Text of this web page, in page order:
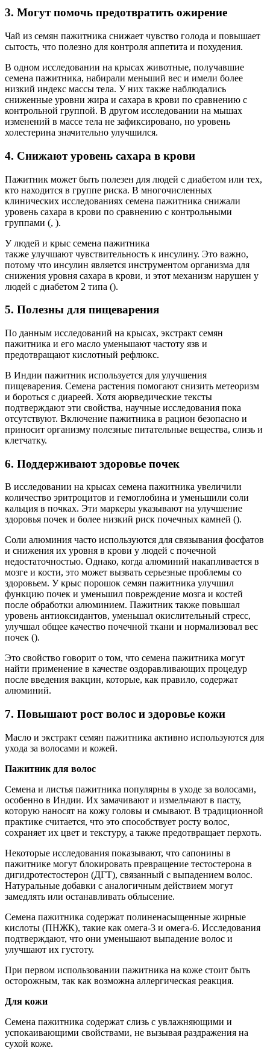
3. Могут помочь предотвратить ожирение
Чай из семян пажитника снижает чувство голода и повышает
сытость, что полезно для контроля аппетита и похудения.
В одном исследовании на крысах животные, получавшие
семена пажитника, набирали меньший вес и имели более
низкий индекс массы тела. У них также наблюдались
сниженные уровни жира и сахара в крови по сравнению с
контрольной группой. В другом исследовании на мышах
изменений в массе тела не зафиксировано, но уровень
холестерина значительно улучшился.
4. Снижают уровень сахара в крови
Пажитник может быть полезен для людей с диабетом или тех,
кто находится в группе риска. В многочисленных
клинических исследованиях семена пажитника снижали
уровень сахара в крови по сравнению с контрольными
группами (, ).
У людей и крыс семена пажитника
также улучшают чувствительность к инсулину. Это важно,
потому что инсулин является инструментом организма для
снижения уровня сахара в крови, и этот механизм нарушен у
людей с диабетом 2 типа ().
5. Полезны для пищеварения
По данным исследований на крысах, экстракт семян
пажитника и его масло уменьшают частоту язв и
предотвращают кислотный рефлюкс.
В Индии пажитник используется для улучшения
пищеварения. Семена растения помогают снизить метеоризм
и бороться с диареей. Хотя аюрведические тексты
подтверждают эти свойства, научные исследования пока
отсутствуют. Включение пажитника в рацион безопасно и
приносит организму полезные питательные вещества, слизь и
клетчатку.
6. Поддерживают здоровье почек
В исследовании на крысах семена пажитника увеличили
количество эритроцитов и гемоглобина и уменьшили соли
кальция в почках. Эти маркеры указывают на улучшение
здоровья почек и более низкий риск почечных камней ().
Соли алюминия часто используются для связывания фосфатов
и снижения их уровня в крови у людей с почечной
недостаточностью. Однако, когда алюминий накапливается в
мозге и кости, это может вызвать серьезные проблемы со
здоровьем. У крыс порошок семян пажитника улучшил
функцию почек и уменьшил повреждение мозга и костей
после обработки алюминием. Пажитник также повышал
уровень антиоксидантов, уменьшал окислительный стресс,
улучшал общее качество почечной ткани и нормализовал вес
почек ().
Это свойство говорит о том, что семена пажитника могут
найти применение в качестве оздоравливающих процедур
после введения вакцин, которые, как правило, содержат
алюминий.
7. Повышают рост волос и здоровье кожи
Масло и экстракт семян пажитника активно используются для
ухода за волосами и кожей.
Пажитник для волос
Семена и листья пажитника популярны в уходе за волосами,
особенно в Индии. Их замачивают и измельчают в пасту,
которую наносят на кожу головы и смывают. В традиционной
практике считается, что это способствует росту волос,
сохраняет их цвет и текстуру, а также предотвращает перхоть.
Некоторые исследования показывают, что сапонины в
пажитнике могут блокировать превращение тестостерона в
дигидротестостерон (ДГТ), связанный с выпадением волос.
Натуральные добавки с аналогичным действием могут
замедлять или останавливать облысение.
Семена пажитника содержат полиненасыщенные жирные
кислоты (ПНЖК), такие как омега-3 и омега-6. Исследования
подтверждают, что они уменьшают выпадение волос и
улучшают их густоту.
При первом использовании пажитника на коже стоит быть
осторожным, так как возможна аллергическая реакция.
Для кожи
Семена пажитника содержат слизь с увлажняющими и
успокаивающими свойствами, не вызывая раздражения на
сухой коже.